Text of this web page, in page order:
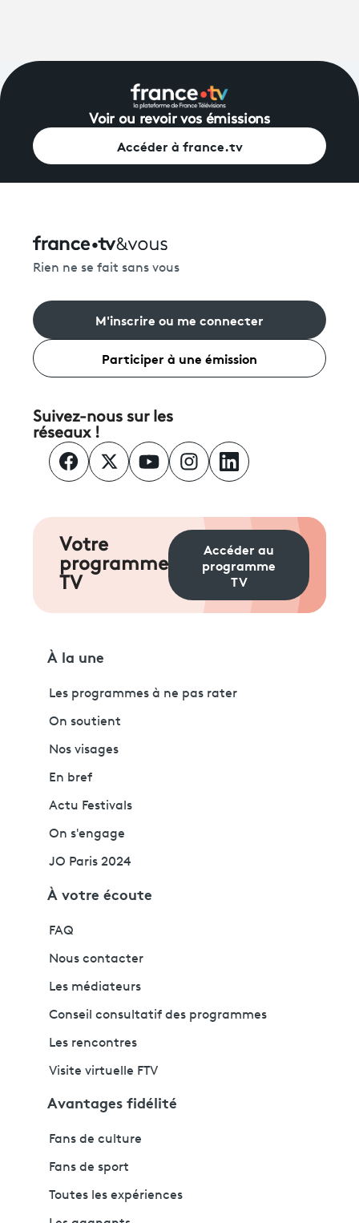
Voir ou revoir vos émissions
Accéder à france.tv
Rien ne se fait sans vous
M'inscrire ou me connecter
Participer à une émission
Suivez-nous sur les
réseaux !
Votre
programme
TV
Accéder au
programme
TV
À la une
Les programmes à ne pas rater
On soutient
Nos visages
En bref
Actu Festivals
On s'engage
JO Paris 2024
À votre écoute
FAQ
Nous contacter
Les médiateurs
Conseil consultatif des programmes
Les rencontres
Visite virtuelle FTV
Avantages fidélité
Fans de culture
Fans de sport
Toutes les expériences